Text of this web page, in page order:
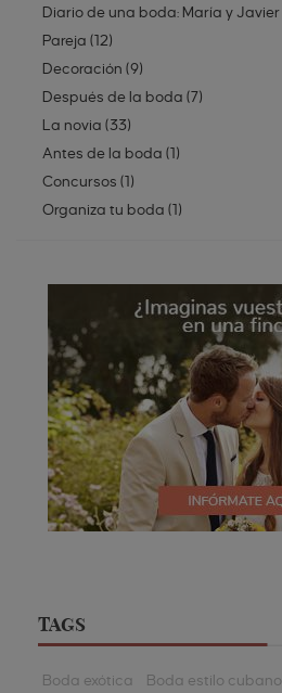
Diario de una boda: María y Javier
Pareja (12)
Decoración (9)
Después de la boda (7)
La novia (33)
Antes de la boda (1)
Concursos (1)
Organiza tu boda (1)
TAGS
Boda exótica Boda estilo cubano